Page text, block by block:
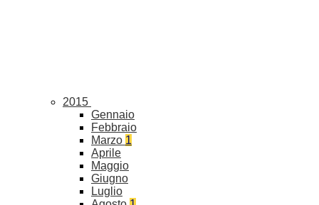
2015
Gennaio
Febbraio
Marzo 1
Aprile
Maggio
Giugno
Luglio